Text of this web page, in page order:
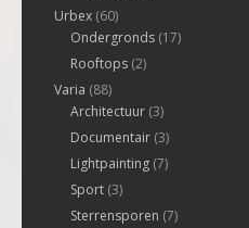
Urbex (60)
Ondergronds (17)
Rooftops (2)
Varia (88)
Architectuur (3)
Documentair (3)
Lightpainting (7)
Sport (3)
Sterrensporen (7)